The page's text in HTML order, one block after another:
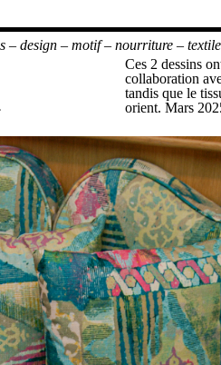
– design – motif– nourriture – textile
Ces 2 dessins
collaboration
tandis que le
orient. Mars